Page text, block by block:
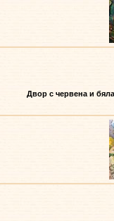
Двор с червена и